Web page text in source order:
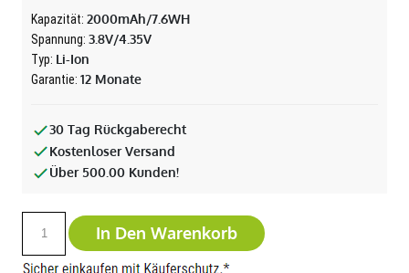
Kapazität: 2000mAh/7.6WH
Spannung: 3.8V/4.35V
Typ: Li-Ion
Garantie: 12 Monate
30 Tag Rückgaberecht
Kostenloser Versand
Über 500.00 Kunden!
In Den Warenkorb